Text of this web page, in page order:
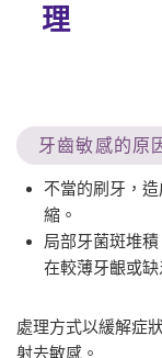
理
牙齒敏感的原
不當的刷牙，
縮。
局部牙菌斑堆
在較薄牙齦或缺
處理方式以緩解症
射去敏感。